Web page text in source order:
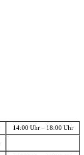
14:00 Uhr – 18:00 Uhr